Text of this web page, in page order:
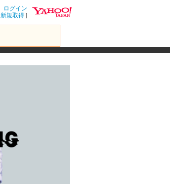
ログイン
新規取得 ]